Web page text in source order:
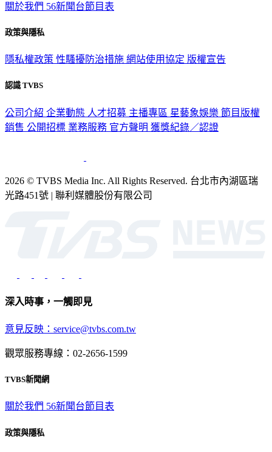
關於我們 56新聞台節目表
政策與隱私
隱私權政策 性騷擾防治措施 網站使用協定 版權宣告
認識 TVBS
公司介紹 企業動態 人才招募 主播專區 星藝象娛樂 節目版權
銷售 公開招標 業務服務 官方聲明 獲獎紀錄／認證
2026 © TVBS Media Inc. All Rights Reserved. 台北市內湖區瑞
光路451號 | 聯利媒體股份有限公司
深入時事，一觸即見
意見反映：service@tvbs.com.tw
觀眾服務專線：02-2656-1599
TVBS新聞網
關於我們 56新聞台節目表
政策與隱私